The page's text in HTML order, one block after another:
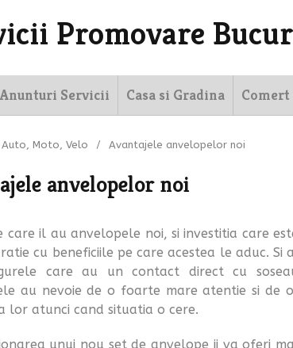
Promovare
Anunturi Servicii Casa si Gradina Comert
Auto, Moto, Velo / Avantajele anvelopelor noi
anvelopelor noi
care il au anvelopele noi, si investitia care
cu beneficiile pe care acestea le aduc. Si
care au un contact direct cu
au nevoie de o foarte mare atentie si de
lor atunci cand situatia o cere.
unui nou set de anvelope ii va oferi